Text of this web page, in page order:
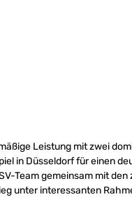
Leistung mit zwei
in Düsseldorf für einen
Team gemeinsam mit
unter interessanten